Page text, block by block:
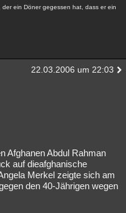
ein Döner gegessen hat, dass er ein
22.03.2006 um 22:03
Afghanen Abdul Rahman
auf dieafghanische
Merkel zeigte sich am
den 40-Jährigen wegen